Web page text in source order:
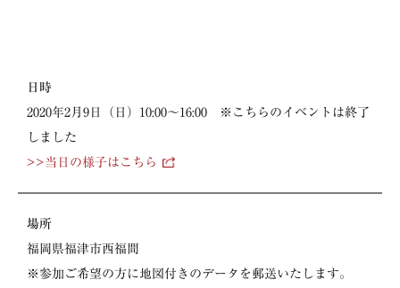
日時
2020年2月9日（日）10:00～16:00
※こちらのイベントは終了
しました
>>当日の様子はこちら
場所
福岡県福津市西福間
※参加ご希望の方に地図付きのデータを郵送いたします。